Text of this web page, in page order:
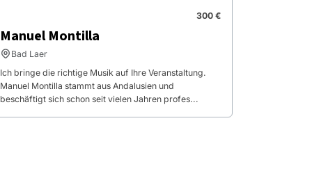
300 €
Manuel Montilla
Bad Laer
Ich bringe die richtige Musik auf Ihre Veranstaltung.
Manuel Montilla stammt aus Andalusien und
beschäftigt sich schon seit vielen Jahren profes...